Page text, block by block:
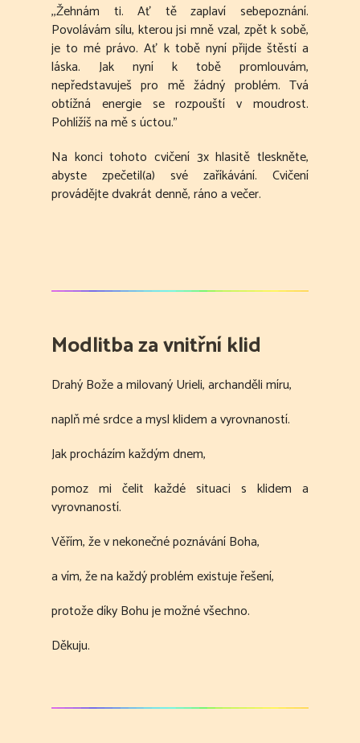
,,Žehnám ti. Ať tě zaplaví sebepoznání.
Povolávám sílu, kterou jsi mně vzal, zpět k sobě,
je to mé právo. Ať k tobě nyní přijde štěstí a
láska. Jak nyní k tobě promlouvám,
nepředstavuješ pro mě žádný problém. Tvá
obtížná energie se rozpouští v moudrost.
Pohlížíš na mě s úctou."
Na konci tohoto cvičení 3x hlasitě tleskněte,
abyste zpečetil(a) své zaříkávání. Cvičení
provádějte dvakrát denně, ráno a večer.
Modlitba za vnitřní klid
Drahý Bože a milovaný Urieli, archanděli míru,
naplň mé srdce a mysl klidem a vyrovnaností.
Jak procházím každým dnem,
pomoz mi čelit každé situaci s klidem a
vyrovnaností.
Věřím, že v nekonečné poznávání Boha,
a vím, že na každý problém existuje řešení,
protože díky Bohu je možné všechno.
Děkuju.